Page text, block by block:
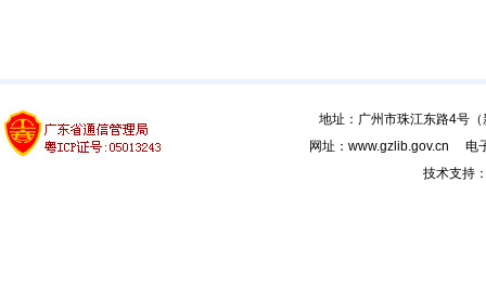
地址：广州市珠江东路4
网址：www.gzlib.gov.cn 电
技术支持